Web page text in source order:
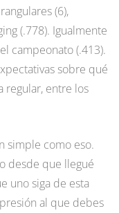
(6),
(.778). Igualmente
campeonato (.413).
sobre qué
regular, entre los
simple como eso.
desde que llegué
uno siga de esta
al que debes